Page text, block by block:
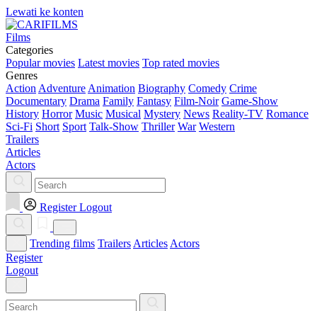
Lewati ke konten
Films
Categories
Popular movies Latest movies Top rated movies
Genres
Action Adventure Animation Biography Comedy Crime
Documentary Drama Family Fantasy Film-Noir Game-Show
History Horror Music Musical Mystery News Reality-TV Romance
Sci-Fi Short Sport Talk-Show Thriller War Western
Trailers
Articles
Actors
Register Logout
Trending films Trailers Articles Actors
Register
Logout